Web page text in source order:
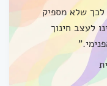
לכך שלא מספיק
לעצב חינוך